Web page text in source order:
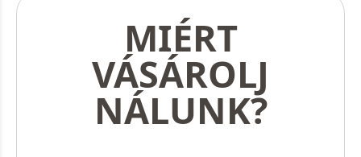
MIÉRT
VÁSÁROLJ
NÁLUNK?